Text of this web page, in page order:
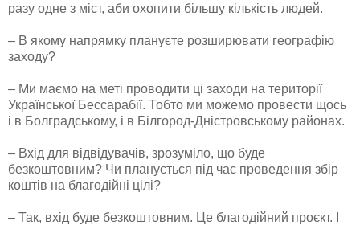
разу одне з міст, аби охопити більшу кількість людей.
– В якому напрямку плануєте розширювати географію
заходу?
– Ми маємо на меті проводити ці заходи на території
Української Бессарабії. Тобто ми можемо провести щось
і в Болградському, і в Білгород-Дністровському районах.
– Вхід для відвідувачів, зрозуміло, що буде
безкоштовним? Чи планується під час проведення збір
коштів на благодійні цілі?
– Так, вхід буде безкоштовним. Це благодійний проєкт. І